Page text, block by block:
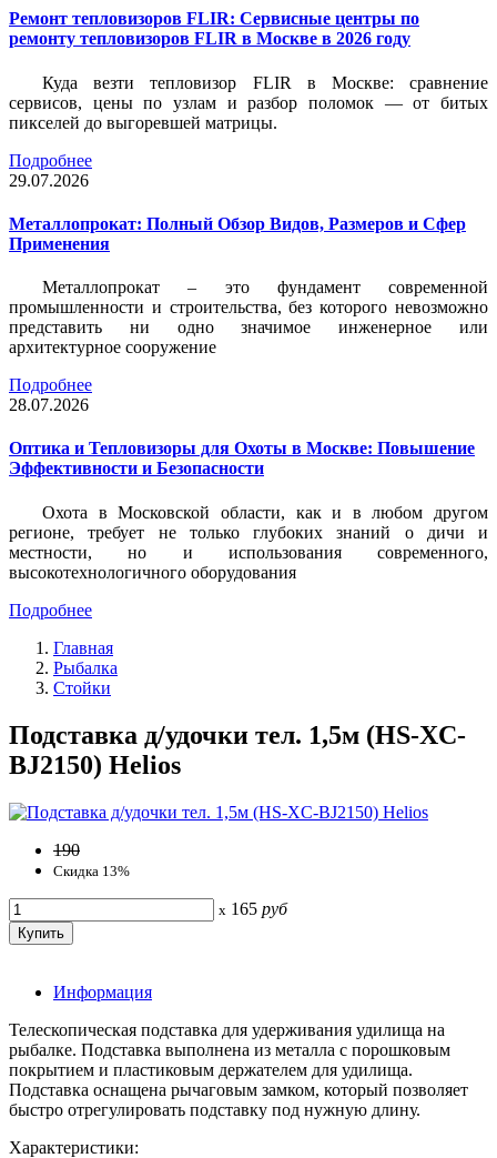
Ремонт тепловизоров FLIR: Сервисные центры по
ремонту тепловизоров FLIR в Москве в 2026 году
Куда везти тепловизор FLIR в Москве: сравнение
сервисов, цены по узлам и разбор поломок — от битых
пикселей до выгоревшей матрицы.
Подробнее
29.07.2026
Металлопрокат: Полный Обзор Видов, Размеров и Сфер
Применения
Металлопрокат – это фундамент современной
промышленности и строительства, без которого невозможно
представить ни одно значимое инженерное или
архитектурное сооружение
Подробнее
28.07.2026
Оптика и Тепловизоры для Охоты в Москве: Повышение
Эффективности и Безопасности
Охота в Московской области, как и в любом другом
регионе, требует не только глубоких знаний о дичи и
местности, но и использования современного,
высокотехнологичного оборудования
Подробнее
Главная
Рыбалка
Стойки
Подставка д/удочки тел. 1,5м (HS-XC-
BJ2150) Helios
190
Скидка 13%
x 165 руб
Информация
Телескопическая подставка для удерживания удилища на
рыбалке. Подставка выполнена из металла с порошковым
покрытием и пластиковым держателем для удилища.
Подставка оснащена рычаговым замком, который позволяет
быстро отрегулировать подставку под нужную длину.
Характеристики: